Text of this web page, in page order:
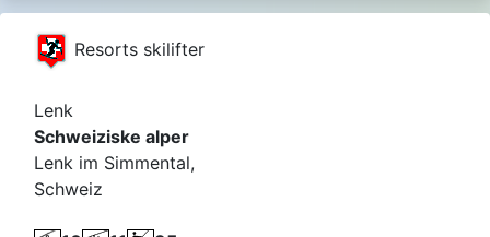
Resorts skilifter
Lenk
Schweiziske alper
Lenk im Simmental,
Schweiz